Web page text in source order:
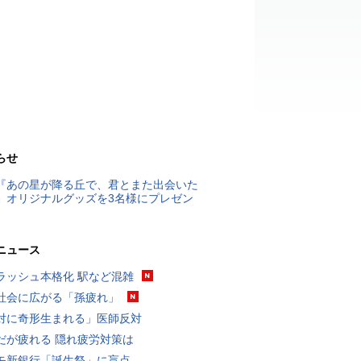
せ
あの星が降る丘で、君とまた出会いた
オリジナルグッズを3名様にプレゼン
ュース
ッシュ本格化 駅など混雑
会に広がる「孫疲れ」
に奇形生まれる」医師反対
が疲れる 隠れ疲労対策は